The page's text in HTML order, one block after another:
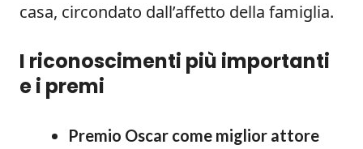
casa, circondato dall’affetto della famiglia.
I riconoscimenti più importanti
e i premi
Premio Oscar come miglior attore